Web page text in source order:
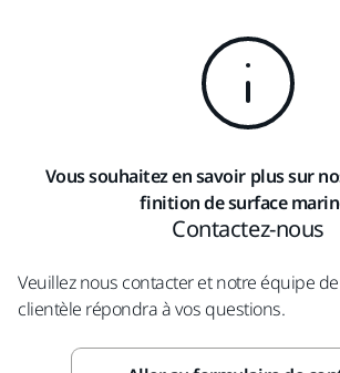
Vous souhaitez en savoir plus sur
finition de surface
Contactez-nous
Veuillez nous contacter et notre équipe
clientèle répondra à vos questions.